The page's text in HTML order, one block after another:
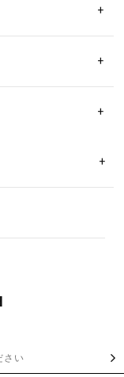
+
+
+
+